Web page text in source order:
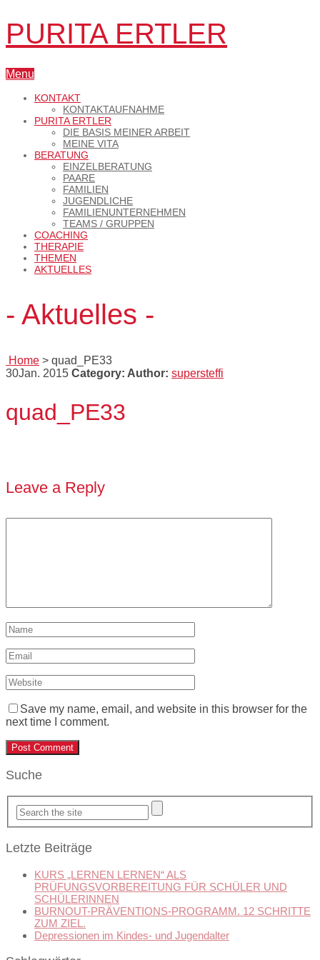
PURITA ERTLER
Menu
KONTAKT
KONTAKTAUFNAHME
PURITA ERTLER
DIE BASIS MEINER ARBEIT
MEINE VITA
BERATUNG
EINZELBERATUNG
PAARE
FAMILIEN
JUGENDLICHE
FAMILIENUNTERNEHMEN
TEAMS / GRUPPEN
COACHING
THERAPIE
THEMEN
AKTUELLES
- Aktuelles -
Home > quad_PE33
30Jan. 2015 Category: Author: supersteffi
quad_PE33
Leave a Reply
Save my name, email, and website in this browser for the
next time I comment.
Suche
Letzte Beiträge
KURS „LERNEN LERNEN“ ALS
PRÜFUNGSVORBEREITUNG FÜR SCHÜLER UND
SCHÜLERINNEN
BURNOUT-PRÄVENTIONS-PROGRAMM. 12 SCHRITTE
ZUM ZIEL.
Depressionen im Kindes- und Jugendalter